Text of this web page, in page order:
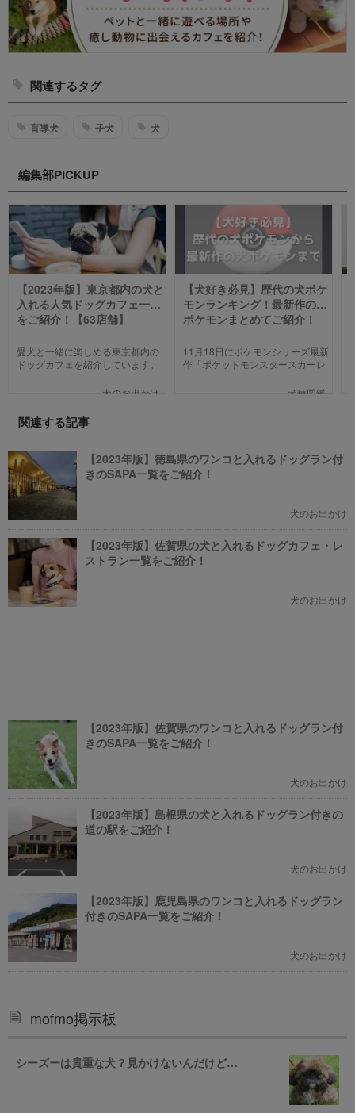
関連するタグ
盲導犬 子犬 犬
編集部PICKUP
【2023年版】東京都内の犬と
入れる人気ドッグカフェ一覧
をご紹介！【63店舗】
愛犬と一緒に楽しめる東京都内の
ドッグカフェを紹介しています。
のついでに立ち寄るのにピッタリ
訪れたくなる魅力的で新しいカフ
ェで愛犬と一緒にまったり過ごし
ましょう！
犬のお出かけ
【犬好き必見】歴代の犬ポケ
モンランキング！最新作の犬
ポケモンまとめてご紹介！
11月18日にポケモンシリーズ最新
作「ポケットモンスタースカーレ
オレット」が世界同時発売しまし
った方も、可愛くてかっこいい犬
モチーフのポケモンにメロメロに
なっちゃうかも。
犬種図鑑
関連する記事
【2023年版】徳島県のワンコと入れるドッグラン付
きのSAPA一覧をご紹介！
犬のお出かけ
【2023年版】佐賀県の犬と入れるドッグカフェ・レ
ストラン一覧をご紹介！
犬のお出かけ
【2023年版】佐賀県のワンコと入れるドッグラン付
きのSAPA一覧をご紹介！
犬のお出かけ
【2023年版】島根県の犬と入れるドッグラン付きの
道の駅をご紹介！
犬のお出かけ
【2023年版】鹿児島県のワンコと入れるドッグラン
付きのSAPA一覧をご紹介！
犬のお出かけ
mofmo掲示板
シーズーは貴重な犬？見かけないんだけど…